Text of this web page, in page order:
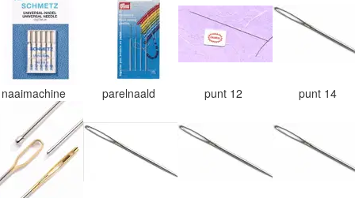
naaimachine parelnaald punt 12 punt 14